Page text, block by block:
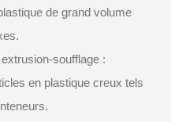
de grand volume
soufflage :
en plastique creux tels